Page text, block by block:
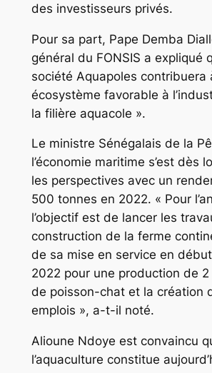
des investisseurs privés.
Pour sa part, Pape Demba
général du FONSIS a expliqué
société Aquapoles contribuera
écosystème favorable à
la filière aquacole ».
Le ministre Sénégalais de la
l’économie maritime s’est dès
les perspectives avec un
500 tonnes en 2022. « Pour
l’objectif est de lancer les
construction de la ferme
de sa mise en service en début
2022 pour une production de
de poisson-chat et la création
emplois », a-t-il noté.
Alioune Ndoye est convaincu
l’aquaculture constitue